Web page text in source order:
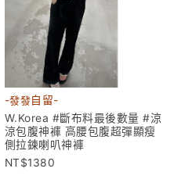
-發發自留-
W.Korea #斷布料最後數量 #涼
涼包腹神褲 高腰包腹超彈顯瘦
側拉鍊喇叭神褲
1380